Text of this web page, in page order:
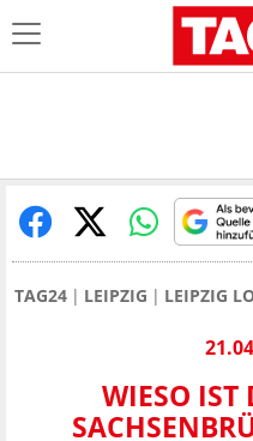
TAG24 LEIPZIG LEIPZIG
WIESO IST